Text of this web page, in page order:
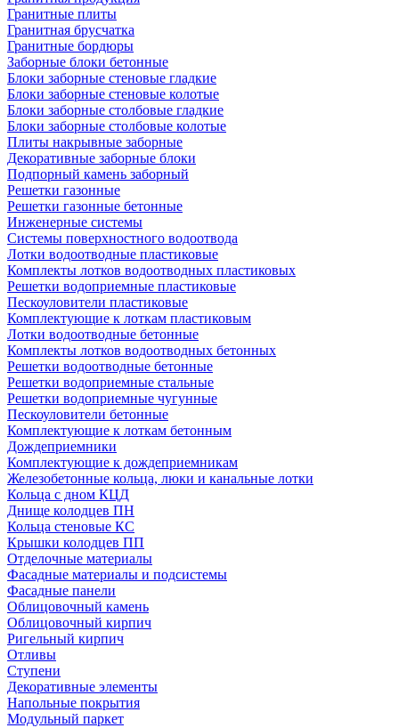
Гранитные плиты
Гранитная брусчатка
Гранитные бордюры
Заборные блоки бетонные
Блоки заборные стеновые гладкие
Блоки заборные стеновые колотые
Блоки заборные столбовые гладкие
Блоки заборные столбовые колотые
Плиты накрывные заборные
Декоративные заборные блоки
Подпорный камень заборный
Решетки газонные
Решетки газонные бетонные
Инженерные системы
Системы поверхностного водоотвода
Лотки водоотводные пластиковые
Комплекты лотков водоотводных пластиковых
Решетки водоприемные пластиковые
Пескоуловители пластиковые
Комплектующие к лоткам пластиковым
Лотки водоотводные бетонные
Комплекты лотков водоотводных бетонных
Решетки водоотводные бетонные
Решетки водоприемные стальные
Решетки водоприемные чугунные
Пескоуловители бетонные
Комплектующие к лоткам бетонным
Дождеприемники
Комплектующие к дождеприемникам
Железобетонные кольца, люки и канальные лотки
Кольца с дном КЦД
Днище колодцев ПН
Кольца стеновые КС
Крышки колодцев ПП
Отделочные материалы
Фасадные материалы и подсистемы
Фасадные панели
Облицовочный камень
Облицовочный кирпич
Ригельный кирпич
Отливы
Ступени
Декоративные элементы
Напольные покрытия
Модульный паркет